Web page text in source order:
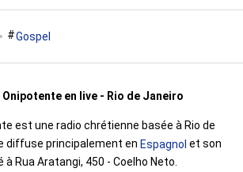
Gospel
en live - Rio de Janeiro
est une radio chrétienne basée à Rio de
diffuse principalement en Espagnol et son
Rua Aratangi, 450 - Coelho Neto.